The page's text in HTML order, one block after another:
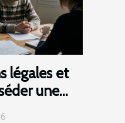
légales et
une